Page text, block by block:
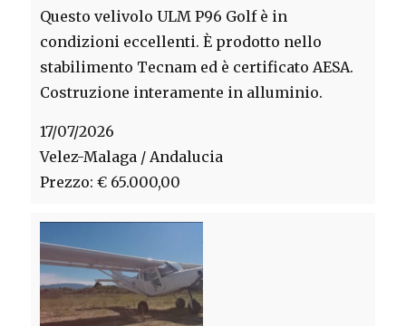
Questo velivolo ULM P96 Golf è in
condizioni eccellenti. È prodotto nello
stabilimento Tecnam ed è certificato AESA.
Costruzione interamente in alluminio.
17/07/2026
Velez-Malaga / Andalucia
Prezzo: € 65.000,00